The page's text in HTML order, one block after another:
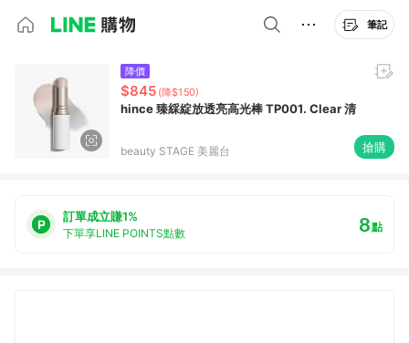
筆記
降價
$845 (降$150)
hince 臻綵綻放透亮高光棒 TP001. Clear 清
beauty STAGE 美麗台 搶購
訂單成立賺1%
下單享LINE POINTS點數 8點